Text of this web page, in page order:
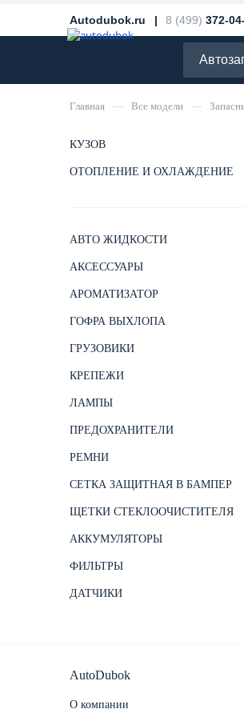
Autodubok.ru | 8 (499) 372-
Главная — Все модели —
КУЗОВ
ОТОПЛЕНИЕ И ОХЛАЖДЕНИЕ
АВТО ЖИДКОСТИ
АКСЕССУАРЫ
АРОМАТИЗАТОР
ГОФРА ВЫХЛОПА
ГРУЗОВИКИ
КРЕПЕЖИ
ЛАМПЫ
ПРЕДОХРАНИТЕЛИ
РЕМНИ
СЕТКА ЗАЩИТНАЯ В БАМПЕР
ЩЕТКИ СТЕКЛООЧИСТИТЕЛЯ
АККУМУЛЯТОРЫ
ФИЛЬТРЫ
ДАТЧИКИ
AutoDubok
О компании